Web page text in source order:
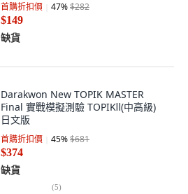
首購折扣價 47%$282
$149
缺貨
Darakwon New TOPIK MASTER
Final 實戰模擬測驗 TOPIKⅡ(中高級)
日文版
首購折扣價 45%$681
$374
缺貨
(5)